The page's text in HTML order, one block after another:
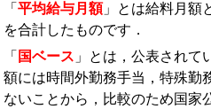
「 平均給与月額」とは給料月額
を合計したものです．
「 国ベース 」とは，公表されて
額には時間外勤務手当，特殊勤
ないことから，比較のため国家